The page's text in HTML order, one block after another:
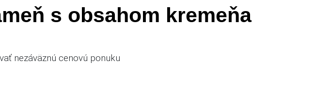
s obsahom kremeňa
nezáväznú cenovú ponuku